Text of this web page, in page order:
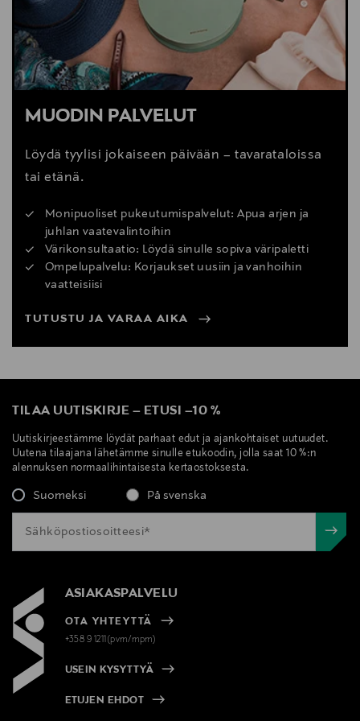
MUODIN PALVELUT
Löydä tyylisi jokaiseen päivään – tavarataloissa
tai etänä.
Monipuoliset pukeutumispalvelut: Apua arjen ja
juhlan vaatevalintoihin
Värikonsultaatio: Löydä sinulle sopiva väripaletti
Ompelupalvelu: Korjaukset uusiin ja vanhoihin
vaatteisiisi
TUTUSTU JA VARAA AIKA
TILAA UUTISKIRJE – ETUSI –10 %
Uutiskirjeestämme löydät parhaat edut ja ajankohtaiset uutuudet.
Uutena tilaajana lähetämme sinulle etukoodin, jolla saat 10 %:n
alennuksen normaalihintaisesta kertaostoksesta.
Suomeksi På svenska
ASIAKASPALVELU
OTA YHTEYTTÄ
+358 9 1211(pvm/mpm)
USEIN KYSYTTYÄ
ETUJEN EHDOT